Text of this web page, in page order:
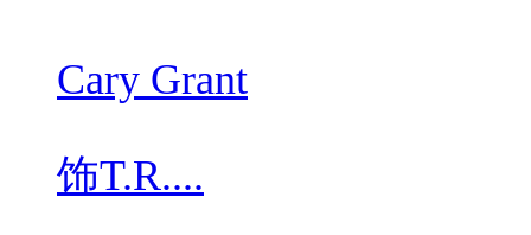
Cary Grant
饰T.R....